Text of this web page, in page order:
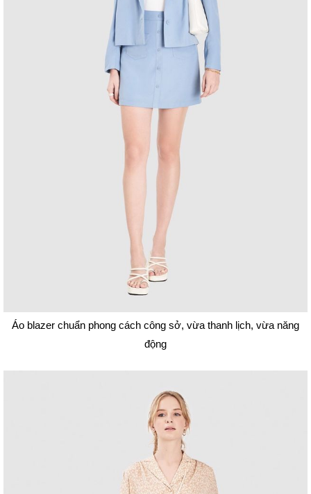
Áo blazer chuẩn phong cách công sở, vừa thanh lịch, vừa năng
động